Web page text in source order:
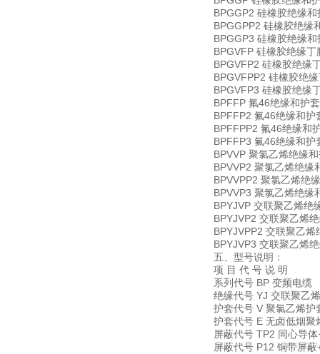
BPGGP2 硅橡胶绝缘
BPGGPP2 硅橡胶绝缘
BPGGP3 硅橡胶绝缘
BPGVFP 硅橡胶绝缘
BPGVFP2 硅橡胶绝缘
BPGVFPP2 硅橡胶绝
BPGVFP3 硅橡胶绝缘
BPFFP 氟46绝缘和护
BPFFP2 氟46绝缘和护
BPFFPP2 氟46绝缘和
BPFFP3 氟46绝缘和
BPVVP 聚氯乙烯绝缘
BPVVP2 聚氯乙烯绝缘
BPVVPP2 聚氯乙烯绝
BPVVP3 聚氯乙烯绝缘
BPYJVP 交联聚乙烯绝
BPYJVP2 交联聚乙烯
BPYJVPP2 交联聚乙
BPYJVP3 交联聚乙烯
五、型号说明：
项 目 代 号 说 明
系列代号 BP 变频电缆
绝缘代号 YJ 交联聚乙
护套代号 V 聚氯乙烯护
护套代号 E 无卤低烟聚
屏蔽代号 TP2 同心导
屏蔽代号 P12 铜带屏